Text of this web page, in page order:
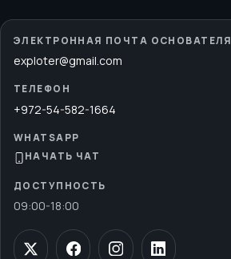
ЭЛЕКТРОННАЯ ПОЧТА ОСНОВАТЕЛЯ
exploter@gmail.com
ТЕЛЕФОН
+972-54-582-1664
WHATSAPP
НАЧАТЬ ЧАТ
ДОСТУПНОСТЬ
09:00-18:00